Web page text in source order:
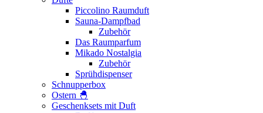
Piccolino Raumduft
Sauna-Dampfbad
Zubehör
Das Raumparfum
Mikado Nostalgia
Zubehör
Sprühdispenser
Schnupperbox
Ostern 🐣
Geschenksets mit Duft